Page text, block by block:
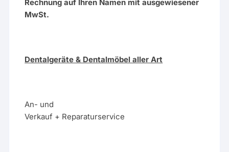
Rechnung auf Ihren Namen mit ausgewiesener
MwSt.
Dentalgeräte & Dentalmöbel aller Art
An- und
Verkauf + Reparaturservice